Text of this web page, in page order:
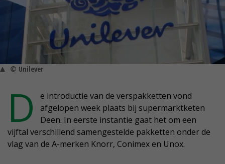
© Unilever
D
e introductie van de verspakketten vond
afgelopen week plaats bij supermarktketen
Deen. In eerste instantie gaat het om een
vijftal verschillend samengestelde pakketten onder de
vlag van de A-merken Knorr, Conimex en Unox.